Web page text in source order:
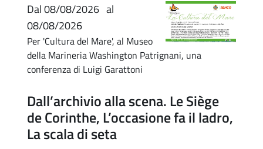
Dal08/08/2026 al
08/08/2026
Per 'Cultura del Mare', al Museo
della Marineria Washington Patrignani, una
conferenza di Luigi Garattoni
Dall’archivio alla scena. Le Siège
de Corinthe, L’occasione fa il ladro,
La scala di seta